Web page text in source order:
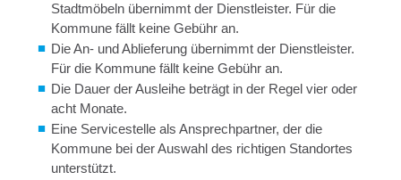
Stadtmöbeln übernimmt der Dienstleister. Für die
Kommune fällt keine Gebühr an.
Die An- und Ablieferung übernimmt der Dienstleister.
Für die Kommune fällt keine Gebühr an.
Die Dauer der Ausleihe beträgt in der Regel vier oder
acht Monate.
Eine Servicestelle als Ansprechpartner, der die
Kommune bei der Auswahl des richtigen Standortes
unterstützt.